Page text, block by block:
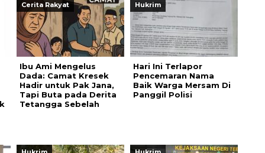
Cerita Rakyat
Ibu Ami Mengelus
Dada: Camat Kresek
Hadir untuk Pak Jana,
Tapi Buta pada Derita
Tetangga Sebelah
Hukrim
Hari Ini Terlapor
Pencemaran Nama
Baik Warga Mersam Di
Panggil Polisi